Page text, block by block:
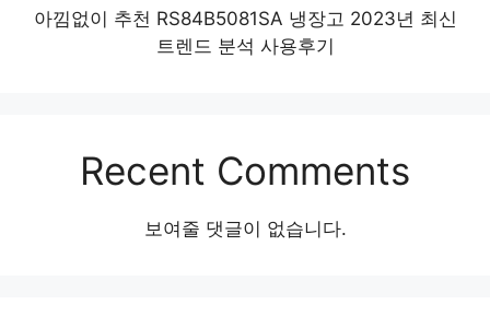
아낌없이 추천 RS84B5081SA 냉장고 2023년 최신
트렌드 분석 사용후기
Recent Comments
보여줄 댓글이 없습니다.